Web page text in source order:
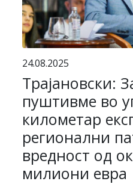
24.08.2025
Трајановски:
пуштивме во
километар
регионални
вредност од
милиони евра